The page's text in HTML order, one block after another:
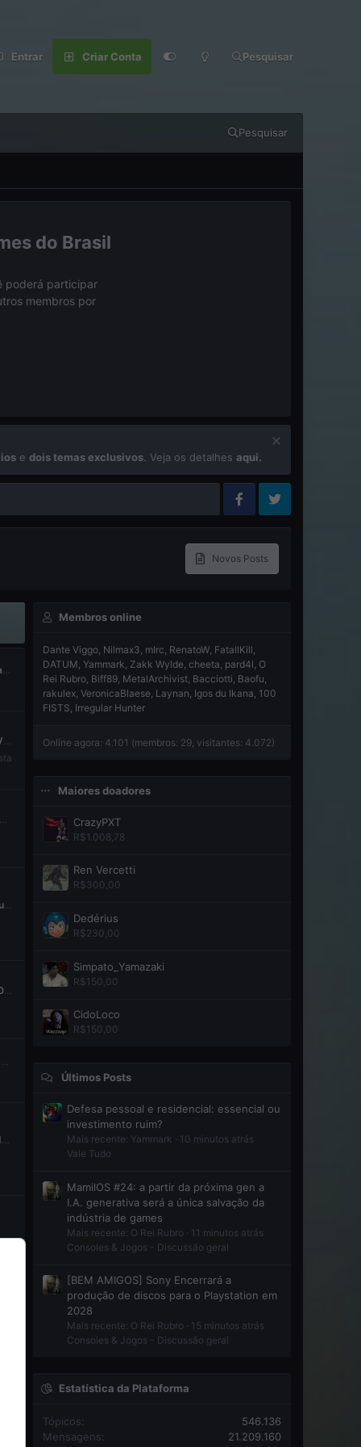
Entrar Criar Conta Pesquisar
Pesquisar
do Brasil
poderá participar
membros por
e dois temas exclusivos . Veja os detalhes aqui.
Novos Posts
MamilOS #24: a partir da próxima gen a I.A. generativa será a única salvação da indústria de games
Qual o sentido dos jogos em cartuchos?
PS5 jailbreak [3.00-12.00*] FW10.20-12.00 SWRR game PS4
Como comprar sem dificuldades Jogos, Assinaturas, etc para Xbox
Final Fantasy VII remake Integrade (NSW2)
Membros online
Dante Viggo Nilmax3 mIrc RenatoW FatallKill
DATUM Yammark Zakk Wylde cheeta pard4l O
Rei Rubro Biff89 MetalArchivist Bacciotti Baofu
rakulex VeronicaBlaese Laynan Igos du Ikana 100
FISTS Irregular Hunter
Online agora: 4.101 (membros: 29, visitantes: 4.072)
Maiores doadores
CrazyPXT
R$1.008,78
Ren Vercetti
R$300,00
Dedérius
R$230,00
Simpato_Yamazaki
R$150,00
CidoLoco
R$150,00
Últimos Posts
Defesa pessoal e residencial: essencial ou
investimento ruim?
Mais recente: Yammark
10 minutos atrás
Vale Tudo
MamilOS #24: a partir da próxima gen a
I.A. generativa será a única salvação da
indústria de games
Mais recente: O Rei Rubro
11 minutos atrás
Consoles & Jogos - Discussão geral
[BEM AMIGOS] Sony Encerrará a
produção de discos para o Playstation em
2028
Mais recente: O Rei Rubro
15 minutos atrás
Consoles & Jogos - Discussão geral
Estatística da Plataforma
Tópicos
546.136
Mensagens
21.209.160